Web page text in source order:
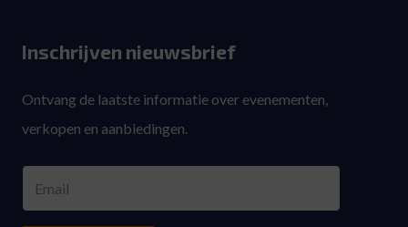
Inschrijven nieuwsbrief
Ontvang de laatste informatie over evenementen,
verkopen en aanbiedingen.